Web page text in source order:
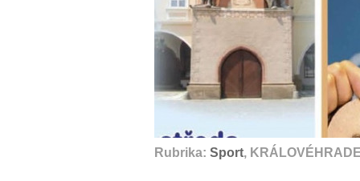
Rubrika: Sport,